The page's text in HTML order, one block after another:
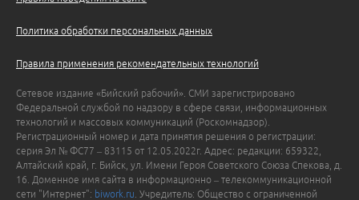
Политика обработки персональных данных
Правила применения рекомендательных технологий
Сетевое издание «Бийский рабочий». СМИ зарегистрировано
Федеральной службой по надзору в сфере связи, информационных
технологий и массовых коммуникаций (Роскомнадзор).
Регистрационный номер и дата принятия решения о регистрации:
серия Эл № ФС77 – 83115 от 12.05.2022г. Адрес: редакции: 659322,
Алтайский край, г. Бийск, ул. Имени Героя Советского Союза Спекова, д.
16. Доменное имя сайта в информационно – телекоммуникационной
сети "Интернет": biwork.ru . Учредитель: Общество с ограниченной